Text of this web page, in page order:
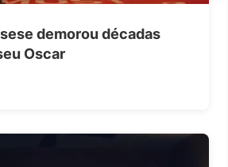
demorou décadas
Oscar